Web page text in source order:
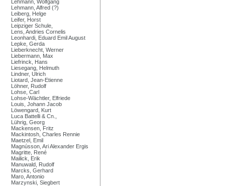
Lehmann, Wolfgang
Lehmann, Alfred (?)
Leiberg, Helge
Leifer, Horst
Leipziger Schule,
Lens, Andries Cornelis
Leonhardi, Eduard Emil August
Lepke, Gerda
Lieberknecht, Werner
Liebermann, Max
Liefrinck, Hans
Liesegang, Helmuth
Lindner, Ulrich
Liotard, Jean-Etienne
Löhner, Rudolf
Lohse, Carl
Lohse-Wächtler, Elfriede
Louis, Johann Jacob
Löwengard, Kurt
Luca Battelli & Cn.,
Lührig, Georg
Mackensen, Fritz
Mackintosh, Charles Rennie
Maetzel, Emil
Magnússon, Ari Alexander Ergis
Magritte, René
Mailick, Erik
Manuwald, Rudolf
Marcks, Gerhard
Maro, Antonio
Marzynski, Siegbert